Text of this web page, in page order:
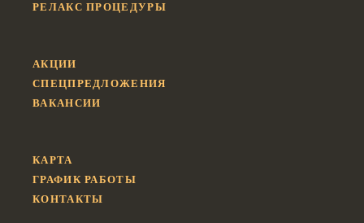
РЕЛАКС ПРОЦЕДУРЫ
АКЦИИ
СПЕЦПРЕДЛОЖЕНИЯ
ВАКАНСИИ
КАРТА
ГРАФИК РАБОТЫ
КОНТАКТЫ